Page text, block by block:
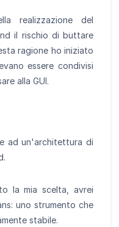
realizzazione del
il rischio di buttare
ragione ho iniziato
essere condivisi
alla GUI.
ad un'architettura di
la mia scelta, avrei
uno strumento che
stabile.